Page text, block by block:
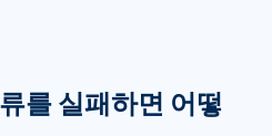
를 실패하면 어떻